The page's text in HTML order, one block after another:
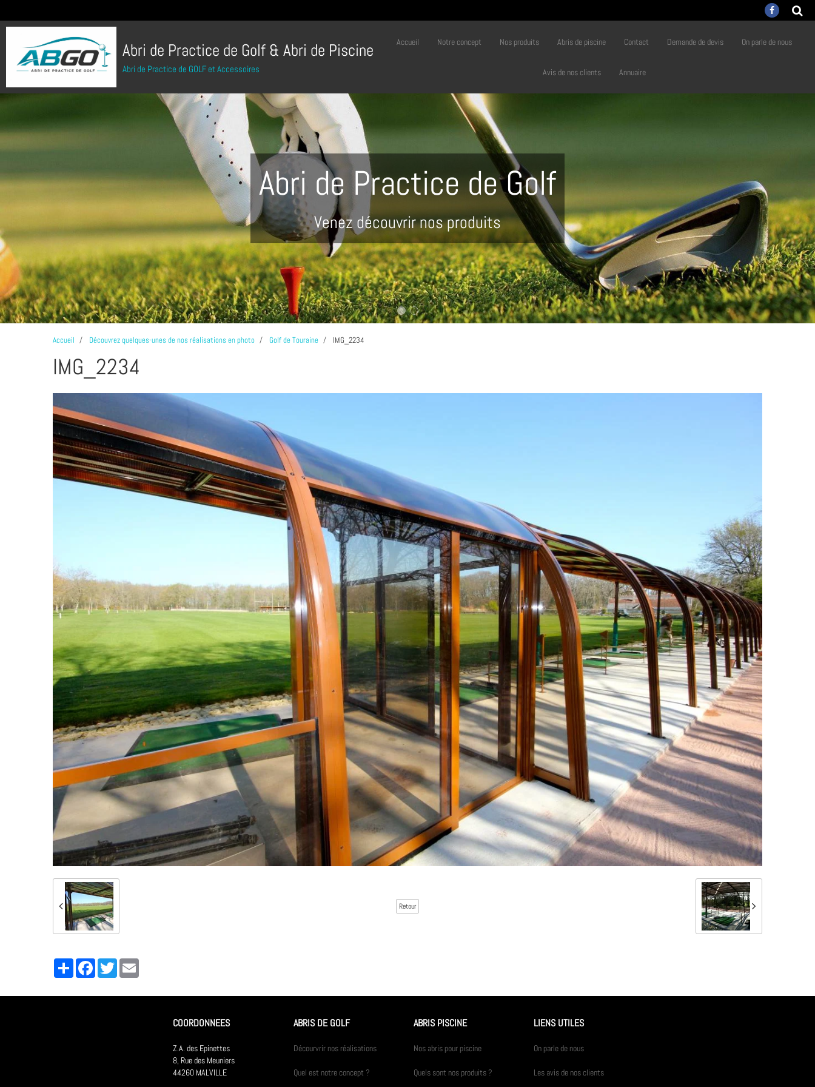
Abri de Practice de Golf & Abri de Piscine
Abri de Practice de GOLF et Accessoires
Accueil Notre concept Nos produits Abris de piscine Contact Demande de devis On parle de nous
Avis de nos clients Annuaire
Accueil Découvrez quelques-unes de nos réalisations en photo Golf de Touraine IMG_2234
IMG_2234
Retour
PartagerFacebookTwitter
COORDONNEES
Z.A. des Epinettes
8, Rue des Meuniers
44260 MALVILLE
ABRIS DE GOLF
Décourvrir nos réalisations
Quel est notre concept ?
ABRIS PISCINE
Nos abris pour piscine
Quels sont nos produits ?
LIENS UTILES
On parle de nous
Les avis de nos clients